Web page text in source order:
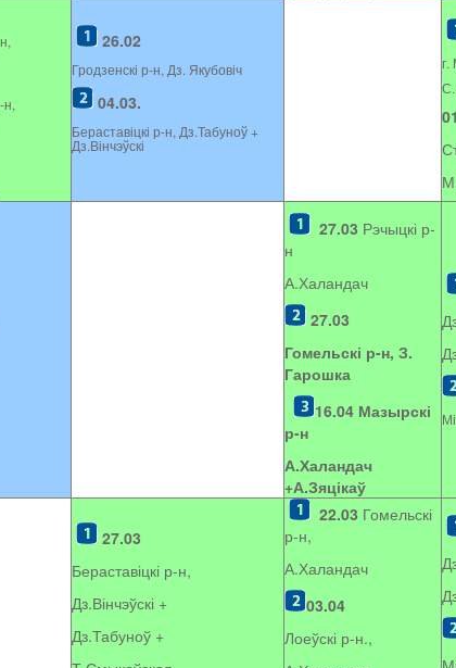
н,
26.02
Гродзенскі р-н, Дз. Якубовіч
04.03.
Бераставіцкі р-н, Дз.Табуноў +
Дз.Вінчэўскі
г.
С.
27.03 Рэчыцкі р-
н
А.Халандач
27.03
Гомельскі р-н, З.
Гарошка
16.04 Мазырскі
р-н
А.Халандач
+А.Зяцікаў
27.03
Бераставіцкі р-н,
Дз.Вінчэўскі +
Дз.Табуноў +
22.03 Гомельскі
р-н,
А.Халандач
03.04
Лоеўскі р-н.,